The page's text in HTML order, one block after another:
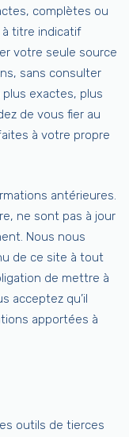
complètes ou
titre indicatif
votre seule source
sans consulter
plus exactes, plus
de vous fier au
à votre propre
antérieures.
ne sont pas à jour
Nous nous
de ce site à tout
de mettre à
acceptez qu’il
apportées à
outils de tierces